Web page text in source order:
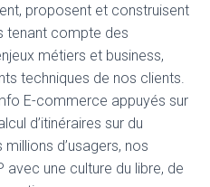
proposent et construisent
tenant compte des
métiers et business,
techniques de nos clients.
E-commerce appuyés sur
d’itinéraires sur du
d’usagers, nos
avec une culture du libre, de